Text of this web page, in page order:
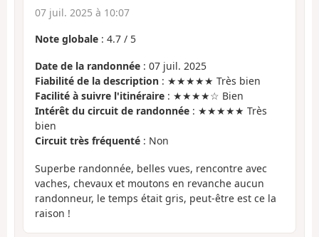
07 juil. 2025 à 10:07
Note globale : 4.7 / 5
Date de la randonnée : 07 juil. 2025
Fiabilité de la description : ★★★★★ Très bien
Facilité à suivre l'itinéraire : ★★★★☆ Bien
Intérêt du circuit de randonnée : ★★★★★ Très
bien
Circuit très fréquenté : Non
Superbe randonnée, belles vues, rencontre avec
vaches, chevaux et moutons en revanche aucun
randonneur, le temps était gris, peut-être est ce la
raison !